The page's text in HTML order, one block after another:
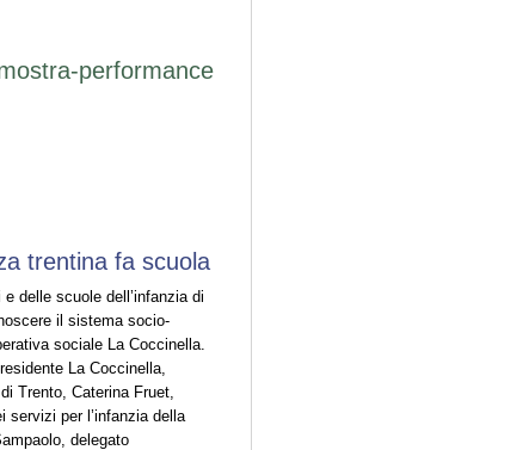
performance
trentina fa scuola
delle scuole dell’infanzia di
il sistema socio-
sociale La Coccinella.
La Coccinella,
Trento, Caterina Fruet,
servizi per l’infanzia della
delegato